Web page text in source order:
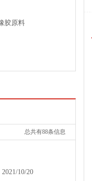
胶原料
总共有88条信息
2021/10/20